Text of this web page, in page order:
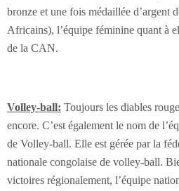
bronze et une fois médaillée d’argent
Africains), l’équipe féminine quant à
de la CAN.
Volley-ball: Toujours les diables
encore. C’est également le nom de
de Volley-ball. Elle est gérée par la
nationale congolaise de volley-ball.
victoires régionalement, l’équipe